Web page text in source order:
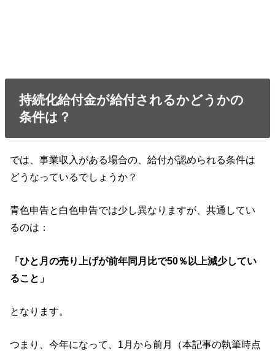
持続化給付金が給付されるかどうかの
条件は？
では、事業収入がある場合の、給付が認められる条件は
どうなっているでしょうか？
青色申告と白色申告では少し異なりますが、共通してい
るのは：
「ひと月の売り上げが前年同月比で50％以上減少してい
ること」
となります。
つまり、今年になって、1月から前月（本記事の執筆時点